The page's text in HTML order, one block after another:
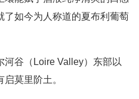
了如今为人称道的夏布利葡萄
河谷（Loire Valley）东部以
莫里阶土。